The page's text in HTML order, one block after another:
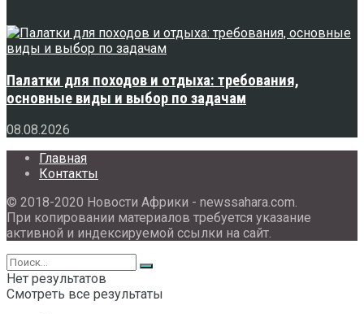
Палатки для походов и отдыха: требования,
основные виды и выбор по задачам
08.08.2026
Главная
Контакты
© 2018-2020 Новости Африки - newssahara.com.
При копировании материалов требуется указание
активной и индексируемой ссылки на сайт.
Нет результатов
Смотреть все результаты